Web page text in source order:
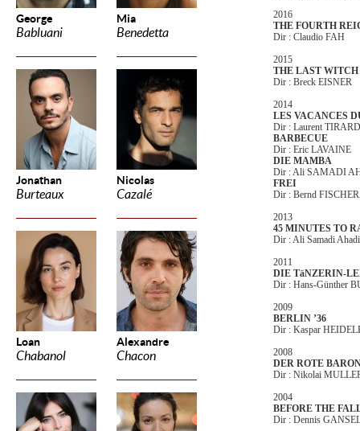
George
Babluani
Mia
Benedetta
Jonathan
Burteaux
Nicolas
Cazalé
Loan
Chabanol
Alexandre
Chacon
2016
THE FOURTH
Dir : Claudio FAH
2015
THE LAST
Dir : Breck EISNER
2014
LES VACANCES
Dir : Laurent TIRARD
BARBECUE
Dir : Eric LAVAINE
DIE MAMBA
Dir : Ali SAMADI
FREI
Dir : Bernd
2013
45 MINUTES TO
Dir : Ali Samadi Ahadi
2011
DIE TäNZERIN-
Dir : Hans-Günther
2009
BERLIN ’36
Dir : Kaspar
2008
DER ROTE
Dir : Nikolai
2004
BEFORE THE
Dir : Dennis